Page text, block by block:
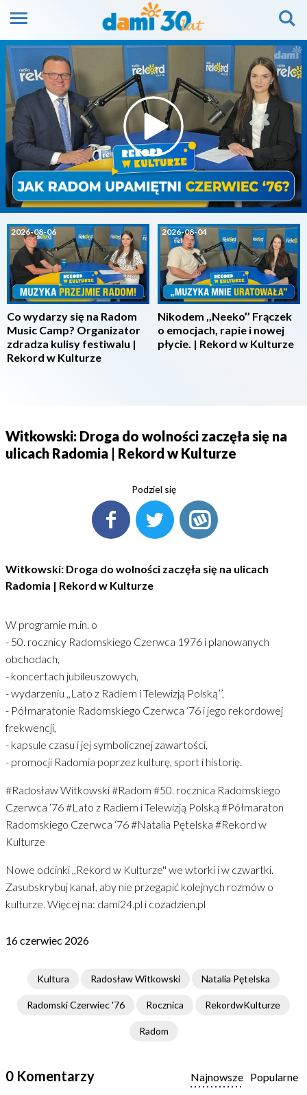
2026-08-06
Co wydarzy się na Radom
Music Camp? Organizator
zdradza kulisy festiwalu |
Rekord w Kulturze
2026-08-04
Nikodem ,,Neeko’’ Frączek
o emocjach, rapie i nowej
płycie. | Rekord w Kulturze
Witkowski: Droga do wolności zaczęła się na
ulicach Radomia | Rekord w Kulturze
Podziel się
Witkowski: Droga do wolności zaczęła się na ulicach
Radomia | Rekord w Kulturze
W programie m.in. o
- 50. rocznicy Radomskiego Czerwca 1976 i planowanych
obchodach,
- koncertach jubileuszowych,
- wydarzeniu ,,Lato z Radiem i Telewizją Polską’’,
- Półmaratonie Radomskiego Czerwca ‘76 i jego rekordowej
frekwencji,
- kapsule czasu i jej symbolicznej zawartości,
- promocji Radomia poprzez kulturę, sport i historię.
#Radosław Witkowski #Radom #50. rocznica Radomskiego
Czerwca ‘76 #Lato z Radiem i Telewizją Polską #Półmaraton
Radomskiego Czerwca ‘76 #Natalia Pętelska #Rekord w
Kulturze
Nowe odcinki ,,Rekord w Kulturze'' we wtorki i w czwartki.
Zasubskrybuj kanał, aby nie przegapić kolejnych rozmów o
kulturze. Więcej na: dami24.pl i cozadzien.pl
16 czerwiec 2026
Kultura Radosław Witkowski Natalia Pętelska
Radomski Czerwiec '76 Rocznica RekordwKulturze
Radom
0 Komentarzy Popularne
Najnowsze